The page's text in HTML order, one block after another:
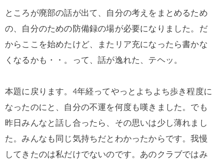
ところが廃部の話が出て、自分の考えをまとめるため
の、自分のための防備録の場が必要になりました。だ
からここを始めたけど、またリア充になったら書かな
くなるかも・・。って、話が逸れた、テヘッ。
本題に戻ります。4年経ってやっとよちよち歩き程度に
なったのにと、自分の不運を何度も嘆きました。でも
昨日みんなと話し合ったら、その思いは少し薄れまし
た。みんなも同じ気持ちだとわかったからです。我慢
してきたのは私だけでないのです。あのクラブではみ